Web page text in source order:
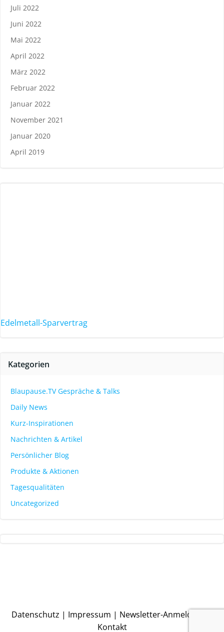
Juli 2022
Juni 2022
Mai 2022
April 2022
März 2022
Februar 2022
Januar 2022
November 2021
Januar 2020
April 2019
Edelmetall-Sparvertrag
Kategorien
Blaupause.TV Gespräche & Talks
Daily News
Kurz-Inspirationen
Nachrichten & Artikel
Persönlicher Blog
Produkte & Aktionen
Tagesqualitäten
Uncategorized
Datenschutz | Impressum | Newsletter-Anmeldung
Kontakt